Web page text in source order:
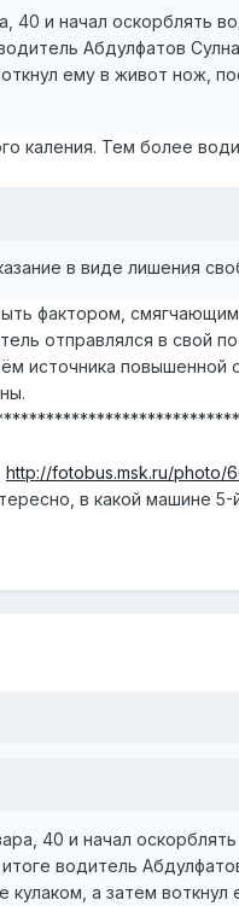
и начал оскорблять
Абдулфатов
ему в живот нож,
каления. Тем более
в виде лишения
фактором, смягчающим
отправлялся в свой
источника повышенной
http://fotobus.msk.ru/photo/
в какой машине 5-
40 и начал
водитель
а затем